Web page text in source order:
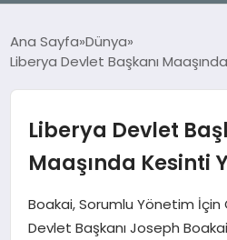
YAŞAM
SPOR
EKONOMI
DÜNYA
Ana Sayfa Dünya
Liberya Devlet Başkanı
Liberya Devlet
Maaşında Kesinti
Boakai, Sorumlu Yönetim İçin
Devlet Başkanı Joseph